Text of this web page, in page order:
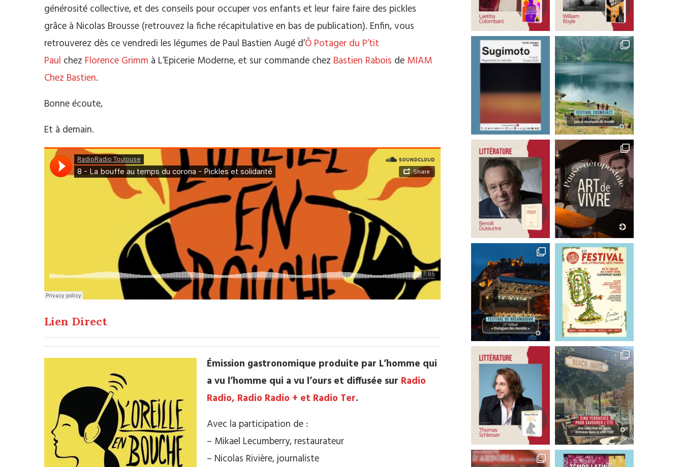
générosité collective, et des conseils pour occuper vos enfants et leur faire faire des pickles
grâce à Nicolas Brousse (retrouvez la fiche récapitulative en bas de publication). Enfin, vous
retrouverez dès ce vendredi les légumes de Paul Bastien Augé d’Ô Potager du P’tit
Paul chez Florence Grimm à L’Epicerie Moderne, et sur commande chez Bastien Rabois de MIAM
Chez Bastien.
Bonne écoute,
Et à demain.
Lien Direct
Émission gastronomique produite par L’homme qui
a vu l’homme qui a vu l’ours et diffusée sur Radio
Radio, Radio Radio + et Radio Ter.
Avec la participation de :
– Mikael Lecumberry, restaurateur
– Nicolas Rivière, journaliste